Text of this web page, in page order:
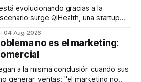
evolucionando gracias a la
surge QiHealth, una startup
inteligencia artificial y monitoreo
a las personas a tomar mejores
metabólica. Su propuesta busca
04 Aug 2026
no es el marketing:
a la misma conclusión cuando sus
generan ventas: "el marketing no